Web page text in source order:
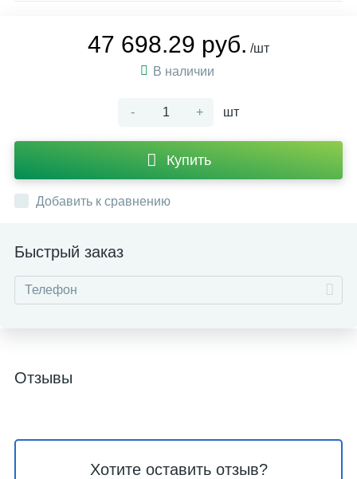
47 698.29 руб. /шт
В наличии
- + шт
Купить
Добавить к сравнению
Быстрый заказ
Отзывы
Хотите оставить отзыв?